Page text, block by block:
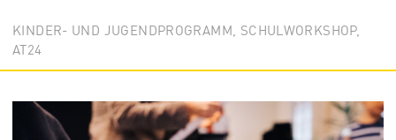
KINDER- UND JUGENDPROGRAMM, SCHULWORKSHOP,
AT24